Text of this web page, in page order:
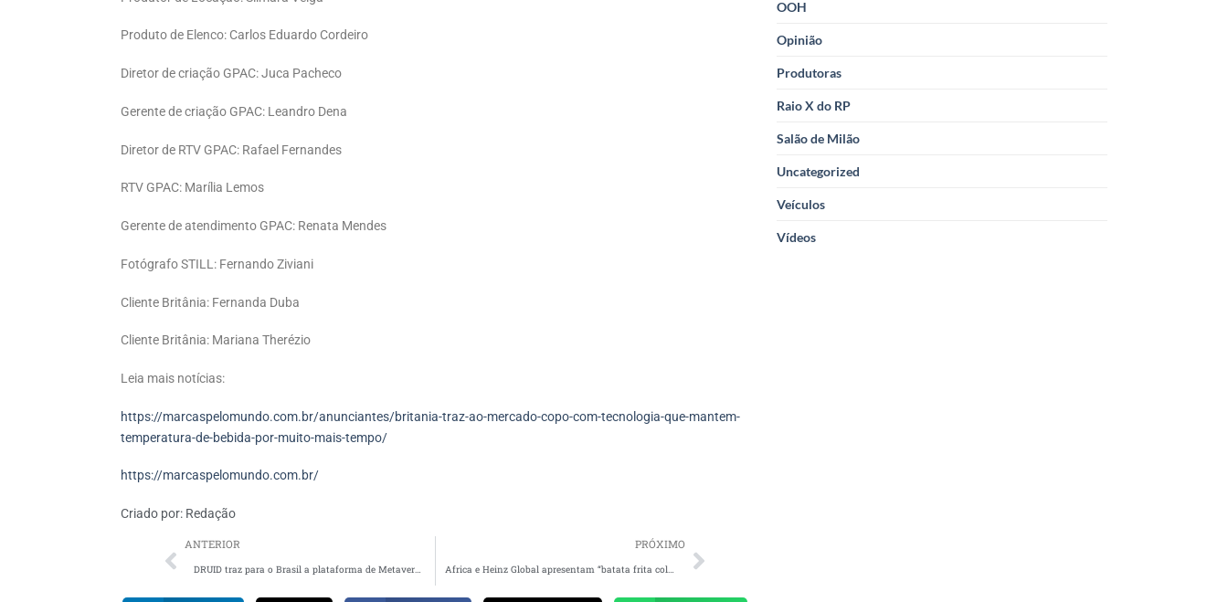
Produto de Elenco: Carlos Eduardo Cordeiro
Diretor de criação GPAC: Juca Pacheco
Gerente de criação GPAC: Leandro Dena
Diretor de RTV GPAC: Rafael Fernandes
RTV GPAC: Marília Lemos
Gerente de atendimento GPAC: Renata Mendes
Fotógrafo STILL: Fernando Ziviani
Cliente Britânia: Fernanda Duba
Cliente Britânia: Mariana Therézio
Leia mais notícias:
https://marcaspelomundo.com.br/anunciantes/britania-traz-ao-mercado-copo-com-tecnologia-que-mantem-
temperatura-de-bebida-por-muito-mais-tempo/
https://marcaspelomundo.com.br/
Criado por: Redação
ANTERIOR
DRUID traz para o Brasil a plataforma de Metaverso da Geração Z ZEPETO
PRÓXIMO
Africa e Heinz Global apresentam “batata frita colher” para amantes de molho
OOH
Opinião
Produtoras
Raio X do RP
Salão de Milão
Uncategorized
Veículos
Vídeos